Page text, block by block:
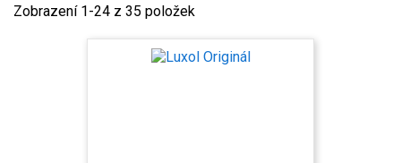
Zobrazení 1-24 z 35 položek